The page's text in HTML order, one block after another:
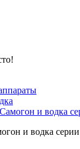
и водка